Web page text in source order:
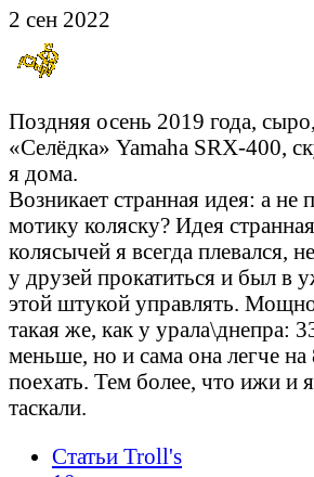
2 сен 2022
Поздняя осень 2019 года,
«Селёдка» Yamaha SRX-400,
я дома.
Возникает странная идея: а не
мотику коляску? Идея
колясычей я всегда плевался,
у друзей прокатиться и был в
этой штукой управлять.
такая же, как у урала\днепра:
меньше, но и сама она легче
поехать. Тем более, что ижи и
таскали.
Статьи Troll's